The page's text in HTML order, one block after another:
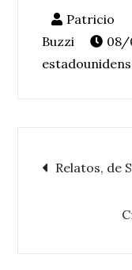
08/
Relatos, de